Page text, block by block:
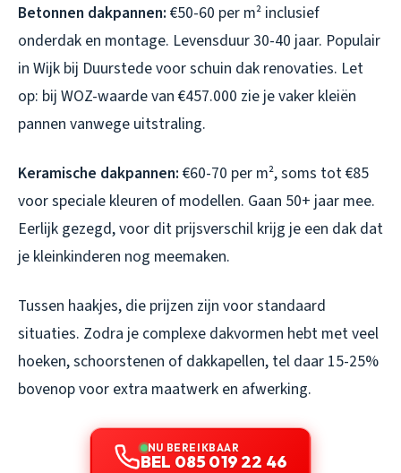
Betonnen dakpannen: €50-60 per m² inclusief
onderdak en montage. Levensduur 30-40 jaar. Populair
in Wijk bij Duurstede voor schuin dak renovaties. Let
op: bij WOZ-waarde van €457.000 zie je vaker kleiën
pannen vanwege uitstraling.
Keramische dakpannen: €60-70 per m², soms tot €85
voor speciale kleuren of modellen. Gaan 50+ jaar mee.
Eerlijk gezegd, voor dit prijsverschil krijg je een dak dat
je kleinkinderen nog meemaken.
Tussen haakjes, die prijzen zijn voor standaard
situaties. Zodra je complexe dakvormen hebt met veel
hoeken, schoorstenen of dakkapellen, tel daar 15-25%
bovenop voor extra maatwerk en afwerking.
NU BEREIKBAAR
BEL 085 019 22 46